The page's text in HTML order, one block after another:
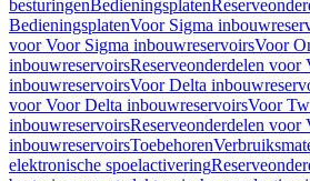
besturingenBedieningsplaten
BedieningsplatenVoor Sigma
voor Voor Sigma inbouwreservoirsVoor
inbouwreservoirsReserveonderdelen voor
inbouwreservoirsVoor Delta
voor Voor Delta inbouwreservoirsVoor
inbouwreservoirsReserveonderdelen
inbouwreservoirsToebehoren
elektronische spoelactivering